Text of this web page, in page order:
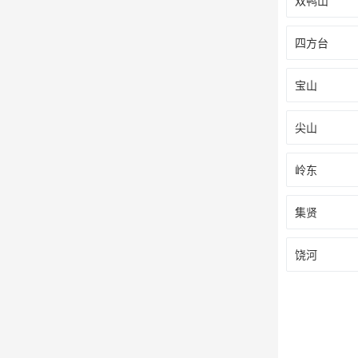
四方台
宝山
尖山
岭东
集贤
饶河